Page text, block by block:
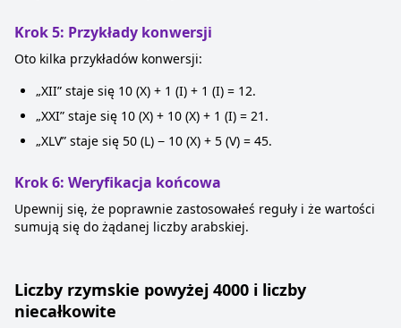
Krok 5: Przykłady konwersji
Oto kilka przykładów konwersji:
„XII” staje się 10 (X) + 1 (I) + 1 (I) = 12.
„XXI” staje się 10 (X) + 10 (X) + 1 (I) = 21.
„XLV” staje się 50 (L) − 10 (X) + 5 (V) = 45.
Krok 6: Weryfikacja końcowa
Upewnij się, że poprawnie zastosowałeś reguły i że wartości
sumują się do żądanej liczby arabskiej.
Liczby rzymskie powyżej 4000 i liczby
niecałkowite